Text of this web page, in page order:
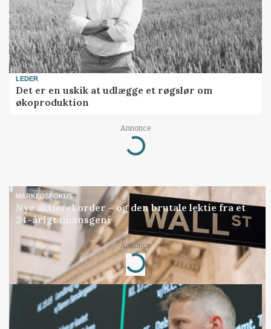
LEDER
Det er en uskik at udlægge et røgslør om
økoproduktion
Annonce
Loading...
MARKEDSFOKUS
Nye aktierekorder – og den brutale lektie fra et
24-årigt finansgeni
Annonce
Loading...